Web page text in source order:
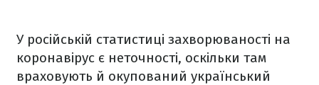
У російській статистиці захворюваності на
коронавірус є неточності, оскільки там
враховують й окупований український